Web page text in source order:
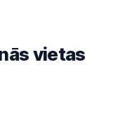
vietas